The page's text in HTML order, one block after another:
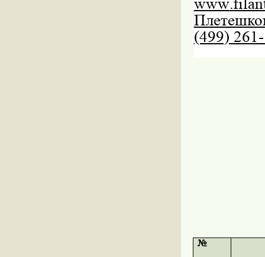
www.
(499)
№